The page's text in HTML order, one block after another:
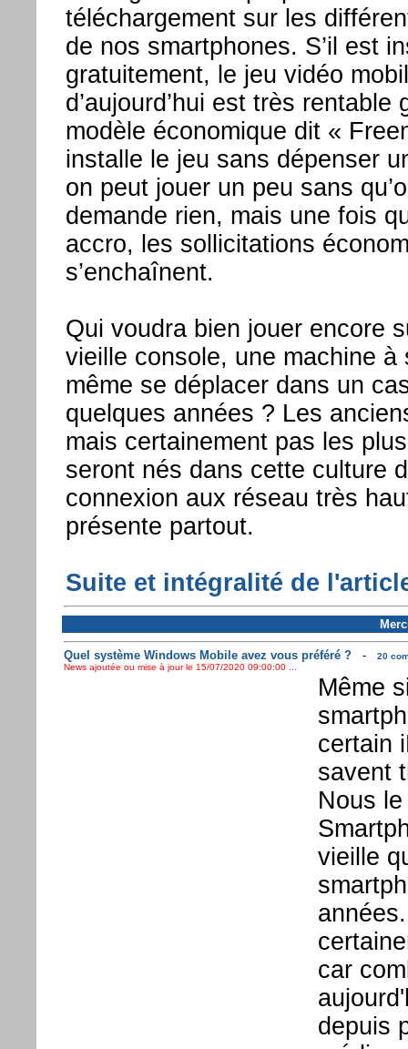
téléchargement sur les
de nos smartphones. S’il est
gratuitement, le jeu vidéo
d’aujourd’hui est très rentable
modèle économique dit «
installe le jeu sans dépenser
on peut jouer un peu sans
demande rien, mais une fois
accro, les sollicitations
s’enchaînent.
Qui voudra bien jouer encore
vieille console, une machine à
même se déplacer dans un
quelques années ? Les
mais certainement pas les
seront nés dans cette culture
connexion aux réseau très
présente partout.
Suite et intégralité de
Quel système Windows Mobile avez vous préféré ?-
20
News ajoutée ou mise à jour le 15/07/2020 09:00:00 ...
Même
certain
savent
Nous
vieille
car
depuis